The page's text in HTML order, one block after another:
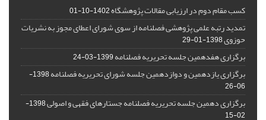
کسب مقام دوم در ارزیابی مقالات پژوهشگاه1402-10-01
تمدید رتبه علمی پژوهشی فصلنامه از سوی شورای اعطای مجوز به نشریات
حوزوی1398-01-29
برگزاری هفدهمین جلسه تحریریه فصلنامه1399-03-24
برگزاری یازدهمین و دوازدهمین جلسه شورای تحریریه فصلنامه
1398-
06-26
برگزاری دهمین جلسه تحریریه فصلنامه جستارهای فقهی و اصولی
1398-
02-15